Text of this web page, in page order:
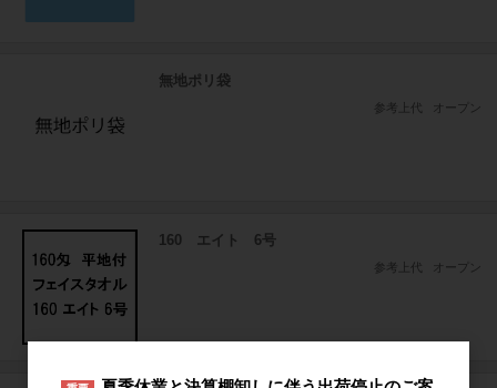
無地ポリ袋
参考上代 オープン
160 エイト 6号
参考上代 オープン